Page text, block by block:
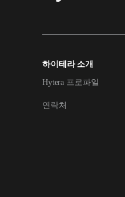
하이테라 소개
Hytera 프로파일
연락처